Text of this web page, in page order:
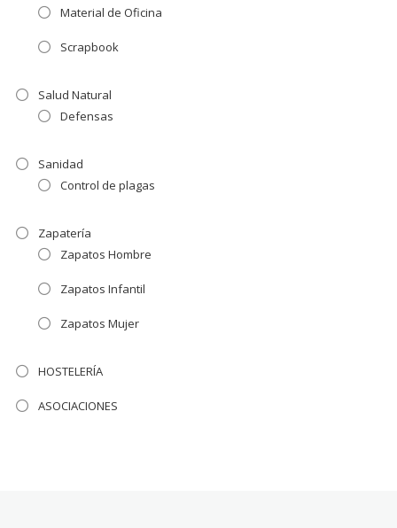
Material de Oficina
Scrapbook
Salud Natural
Defensas
Sanidad
Control de plagas
Zapatería
Zapatos Hombre
Zapatos Infantil
Zapatos Mujer
HOSTELERÍA
ASOCIACIONES